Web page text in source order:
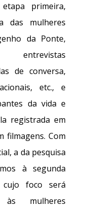
primeira,
das mulheres
da Ponte,
de conversa,
etc., e
da vida e
registrada em
filmagens. Com
a da pesquisa
à segunda
foco será
mulheres